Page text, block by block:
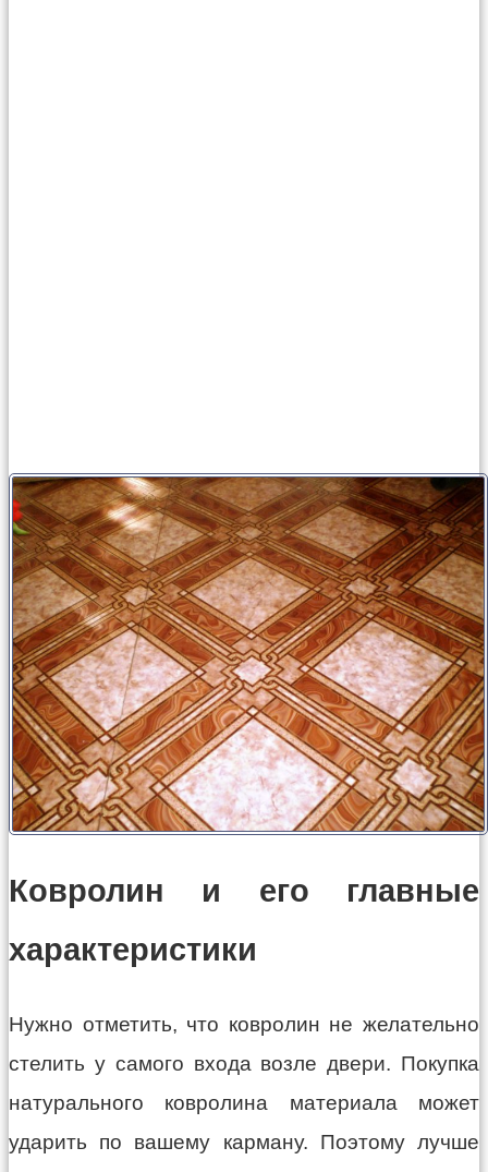
Ковролин и его главные
характеристики
Нужно отметить, что ковролин не желательно
стелить у самого входа возле двери. Покупка
натурального ковролина материала может
ударить по вашему карману. Поэтому лучше